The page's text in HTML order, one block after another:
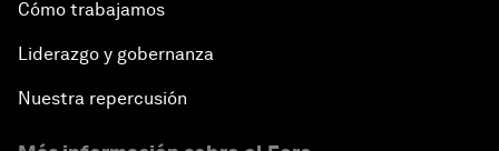
Cómo trabajamos
Liderazgo y gobernanza
Nuestra repercusión